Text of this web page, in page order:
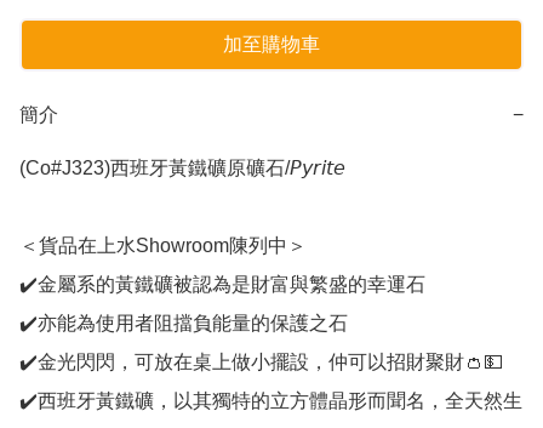
加至購物車
簡介 −
(Co#J323)西班牙黃鐵礦原礦石/𝘗𝘺𝘳𝘪𝘵𝘦
＜貨品在上水Showroom陳列中＞
✔️金屬系的黃鐵礦被認為是財富與繁盛的幸運石
✔️亦能為使用者阻擋負能量的保護之石
✔️金光閃閃，可放在桌上做小擺設，仲可以招財聚財👛💵
✔️西班牙黃鐵礦，以其獨特的立方體晶形而聞名，全天然生